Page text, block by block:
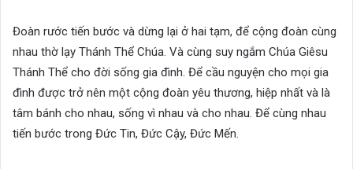
Đoàn rước tiến bước và dừng lại ở hai tạm, để cộng đoàn cùng
nhau thờ lạy Thánh Thể Chúa. Và cùng suy ngắm Chúa Giêsu
Thánh Thể cho đời sống gia đình. Để cầu nguyện cho mọi gia
đình được trở nên một cộng đoàn yêu thương, hiệp nhất và là
tâm bánh cho nhau, sống vì nhau và cho nhau. Để cùng nhau
tiến bước trong Đức Tin, Đức Cậy, Đức Mến.